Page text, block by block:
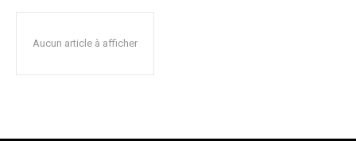
Aucun article à afficher